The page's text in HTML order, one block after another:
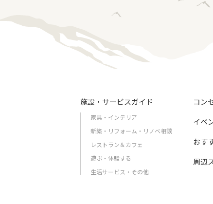
施設・サービスガイド
家具・インテリア
新築・リフォーム・リノベ相談
レストラン＆カフェ
遊ぶ・体験する
生活サービス・その他
コン
イベ
おす
周辺